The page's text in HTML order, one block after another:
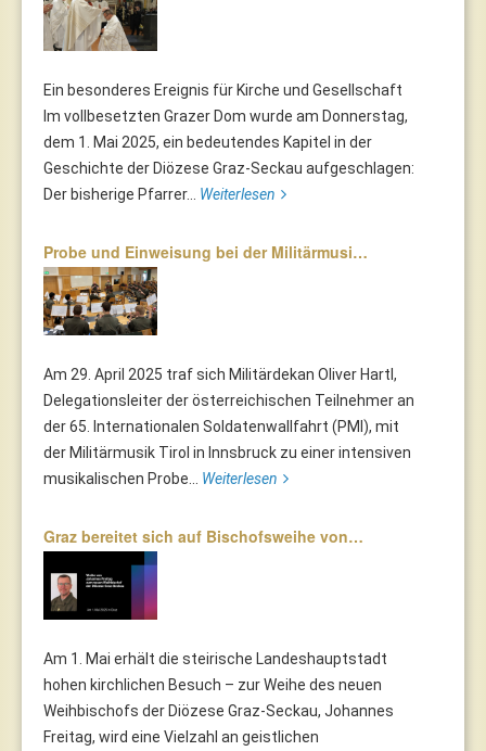
Ein besonderes Ereignis für Kirche und Gesellschaft
Im vollbesetzten Grazer Dom wurde am Donnerstag,
dem 1. Mai 2025, ein bedeutendes Kapitel in der
Geschichte der Diözese Graz-Seckau aufgeschlagen:
Der bisherige Pfarrer... Weiterlesen
Probe und Einweisung bei der Militärmusi…
Am 29. April 2025 traf sich Militärdekan Oliver Hartl,
Delegationsleiter der österreichischen Teilnehmer an
der 65. Internationalen Soldatenwallfahrt (PMI), mit
der Militärmusik Tirol in Innsbruck zu einer intensiven
musikalischen Probe... Weiterlesen
Graz bereitet sich auf Bischofsweihe von…
Am 1. Mai erhält die steirische Landeshauptstadt
hohen kirchlichen Besuch – zur Weihe des neuen
Weihbischofs der Diözese Graz-Seckau, Johannes
Freitag, wird eine Vielzahl an geistlichen